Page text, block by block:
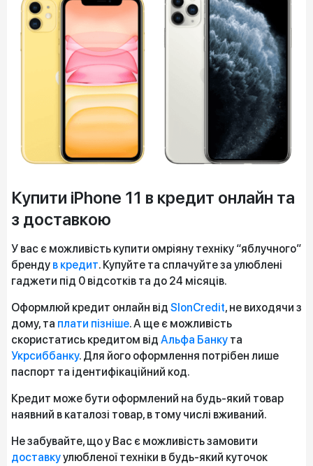
Купити iPhone 11 в кредит онлайн та
з доставкою
У вас є можливість купити омріяну техніку “яблучного”
бренду в кредит. Купуйте та сплачуйте за улюблені
гаджети під 0 відсотків та до 24 місяців.
Оформлюй кредит онлайн від SlonCredit, не виходячи з
дому, та плати пізніше. А ще є можливість
скористатись кредитом від Альфа Банку та
Укрсиббанку. Для його оформлення потрібен лише
паспорт та ідентифікаційний код.
Кредит може бути оформлений на будь-який товар
наявний в каталозі товар, в тому числі вживаний.
Не забувайте, що у Вас є можливість замовити
доставкуулюбленої техніки в будь-який куточок